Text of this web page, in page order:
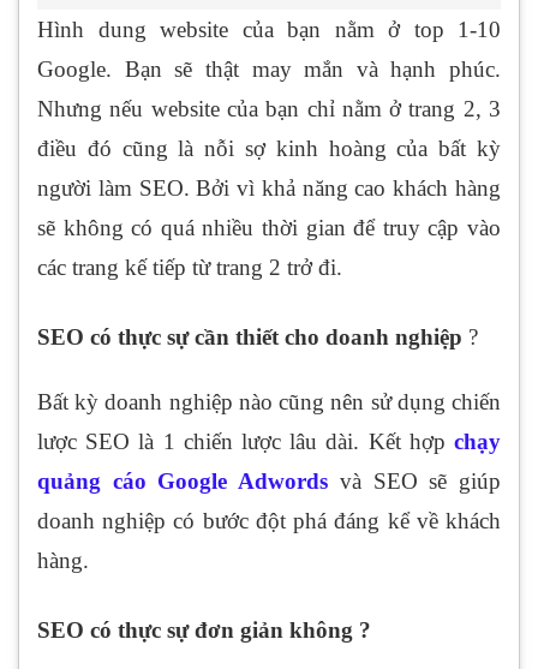
Hình dung website của bạn nằm ở top 1-10
Google. Bạn sẽ thật may mắn và hạnh phúc.
Nhưng nếu website của bạn chỉ nằm ở trang 2, 3
điều đó cũng là nỗi sợ kinh hoàng của bất kỳ
người làm SEO. Bởi vì khả năng cao khách hàng
sẽ không có quá nhiều thời gian để truy cập vào
các trang kế tiếp từ trang 2 trở đi.
SEO có thực sự cần thiết cho doanh nghiệp ?
Bất kỳ doanh nghiệp nào cũng nên sử dụng chiến
lược SEO là 1 chiến lược lâu dài. Kết hợp chạy
quảng cáo Google Adwords và SEO sẽ giúp
doanh nghiệp có bước đột phá đáng kể về khách
hàng.
SEO có thực sự đơn giản không ?